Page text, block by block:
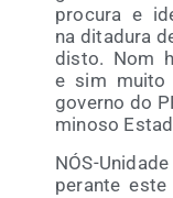
pro­cu­ra e
na dita­du­ra
dis­to. Nom
e sim mui­to
governo do
mi­no­so
NÓS-
peran­te